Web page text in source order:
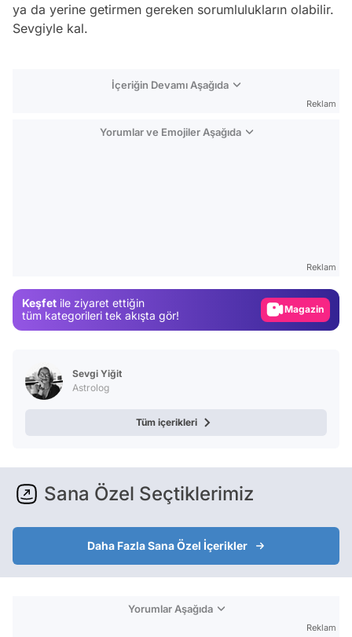
ya da yerine getirmen gereken sorumlulukların olabilir.
Sevgiyle kal.
İçeriğin Devamı Aşağıda
Reklam
Yorumlar ve Emojiler Aşağıda
Reklam
Keşfet ile ziyaret ettiğin
tüm kategorileri tek akışta gör!
Magazin
Sevgi Yiğit
Astrolog
Tüm içerikleri
Sana Özel Seçtiklerimiz
Daha Fazla Sana Özel İçerikler
Yorumlar Aşağıda
Reklam